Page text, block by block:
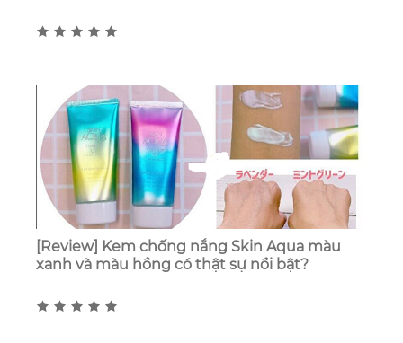
[Review] Kem chống nắng Skin Aqua màu
xanh và màu hồng có thật sự nổi bật?